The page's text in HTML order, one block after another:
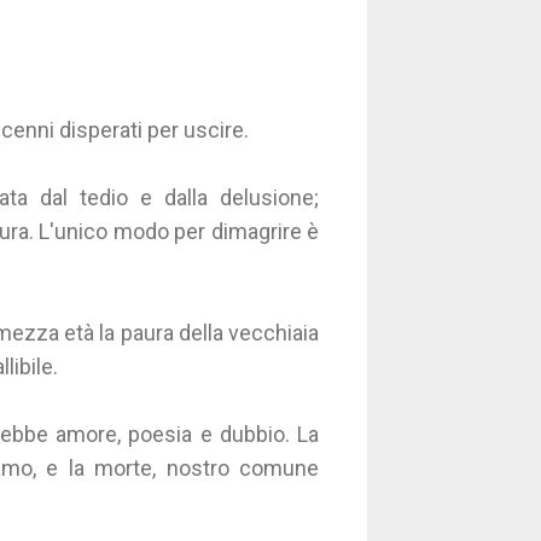
disperati per uscire.
dal tedio e dalla delusione;
L'unico modo per dimagrire è
età la paura della vecchiaia
amore, poesia e dubbio. La
e la morte, nostro comune